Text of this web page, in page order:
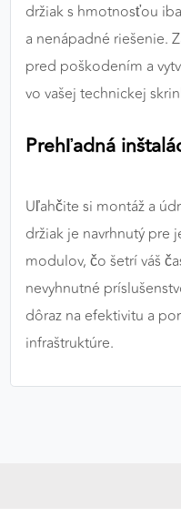
držiak s hmotnosťou
a nenápadné riešenie.
pred poškodením a
vo vašej technickej
Prehľadná
Uľahčite si montáž a
držiak je navrhnutý pre
modulov, čo šetrí váš
nevyhnutné
dôraz na efektivitu a
infraštruktúre.